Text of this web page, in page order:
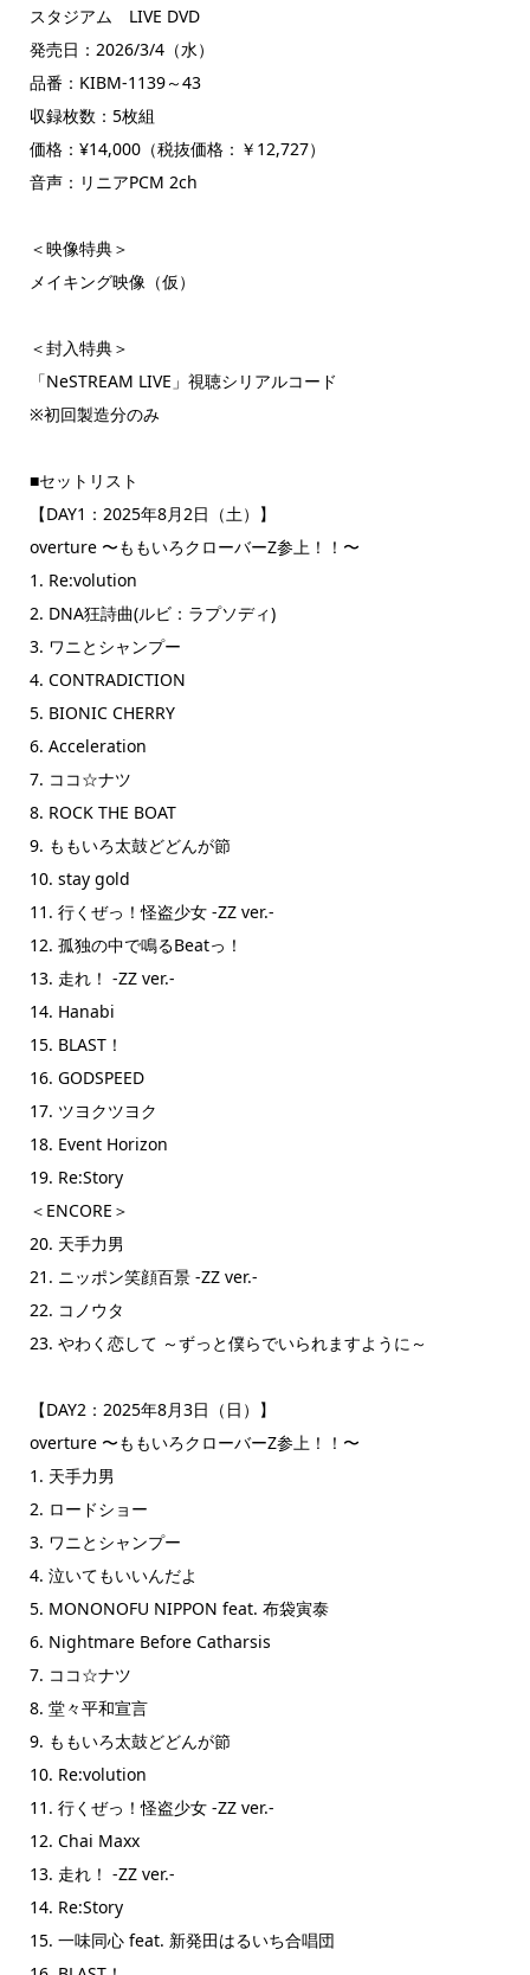
スタジアム LIVE DVD
発売日：2026/3/4（水）
品番：KIBM-1139～43
収録枚数：5枚組
価格：¥14,000（税抜価格：￥12,727）
音声：リニアPCM 2ch
＜映像特典＞
メイキング映像（仮）
＜封入特典＞
「NeSTREAM LIVE」視聴シリアルコード
※初回製造分のみ
■セットリスト
【DAY1：2025年8月2日（土）】
overture 〜ももいろクローバーZ参上！！〜
1. Re:volution
2. DNA狂詩曲(ルビ：ラプソディ)
3. ワニとシャンプー
4. CONTRADICTION
5. BIONIC CHERRY
6. Acceleration
7. ココ☆ナツ
8. ROCK THE BOAT
9. ももいろ太鼓どどんが節
10. stay gold
11. 行くぜっ！怪盗少女 -ZZ ver.-
12. 孤独の中で鳴るBeatっ！
13. 走れ！ -ZZ ver.-
14. Hanabi
15. BLAST！
16. GODSPEED
17. ツヨクツヨク
18. Event Horizon
19. Re:Story
＜ENCORE＞
20. 天手力男
21. ニッポン笑顔百景 -ZZ ver.-
22. コノウタ
23. やわく恋して ～ずっと僕らでいられますように～
【DAY2：2025年8月3日（日）】
overture 〜ももいろクローバーZ参上！！〜
1. 天手力男
2. ロードショー
3. ワニとシャンプー
4. 泣いてもいいんだよ
5. MONONOFU NIPPON feat. 布袋寅泰
6. Nightmare Before Catharsis
7. ココ☆ナツ
8. 堂々平和宣言
9. ももいろ太鼓どどんが節
10. Re:volution
11. 行くぜっ！怪盗少女 -ZZ ver.-
12. Chai Maxx
13. 走れ！ -ZZ ver.-
14. Re:Story
15. 一味同心 feat. 新発田はるいち合唱団